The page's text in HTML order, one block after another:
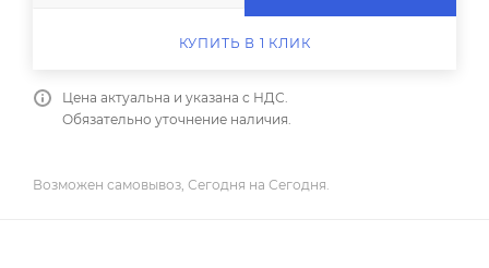
КУПИТЬ В 1 КЛИК
Цена актуальна и указана с НДС.
Обязательно уточнение наличия.
Возможен самовывоз, Сегодня на Сегодня.